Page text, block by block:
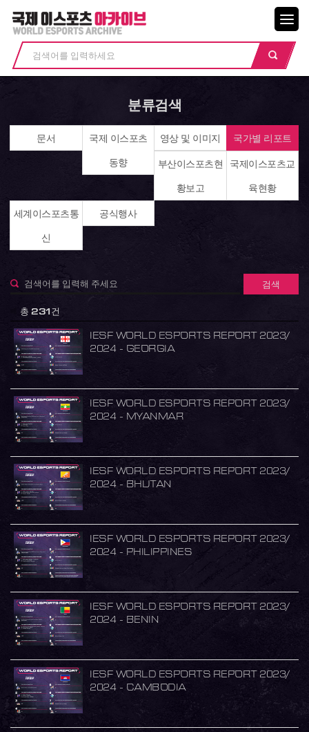
분류검색
문서 국제 이스포츠
동향
영상 및 이미지 국가별 리포트
부산이스포츠현
황보고
국제이스포츠교
육현황
세계이스포츠통
신
공식행사
총 231건
IESF WORLD ESPORTS REPORT 2023/
2024 - GEORGIA
IESF WORLD ESPORTS REPORT 2023/
2024 - MYANMAR
IESF WORLD ESPORTS REPORT 2023/
2024 - BHUTAN
IESF WORLD ESPORTS REPORT 2023/
2024 - PHILIPPINES
IESF WORLD ESPORTS REPORT 2023/
2024 - BENIN
IESF WORLD ESPORTS REPORT 2023/
2024 - CAMBODIA